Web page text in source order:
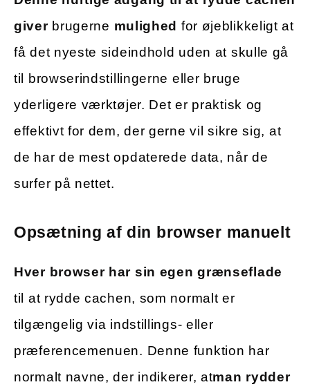
giverbrugerne mulighed for øjeblikkeligt at
få det nyeste sideindhold uden at skulle gå
til browserindstillingerne eller bruge
yderligere værktøjer. Det er praktisk og
effektivt for dem, der gerne vil sikre sig, at
de har de mest opdaterede data, når de
surfer på nettet.
Opsætning af din browser manuelt
Hver browser har sin egen grænseflade
til at rydde cachen, som normalt er
tilgængelig via indstillings- eller
præferencemenuen. Denne funktion har
normalt navne, der indikerer, atman rydder